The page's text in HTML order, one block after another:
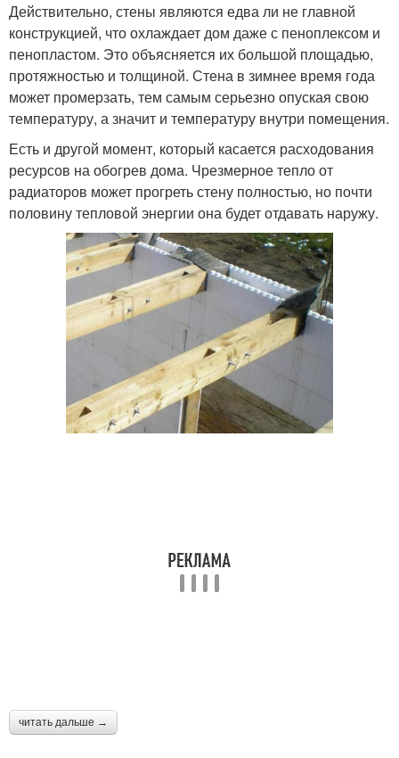
Действительно, стены являются едва ли не главной
конструкцией, что охлаждает дом даже с пеноплексом и
пенопластом. Это объясняется их большой площадью,
протяжностью и толщиной. Стена в зимнее время года
может промерзать, тем самым серьезно опуская свою
температуру, а значит и температуру внутри помещения.
Есть и другой момент, который касается расходования
ресурсов на обогрев дома. Чрезмерное тепло от
радиаторов может прогреть стену полностью, но почти
половину тепловой энергии она будет отдавать наружу.
читать дальше →